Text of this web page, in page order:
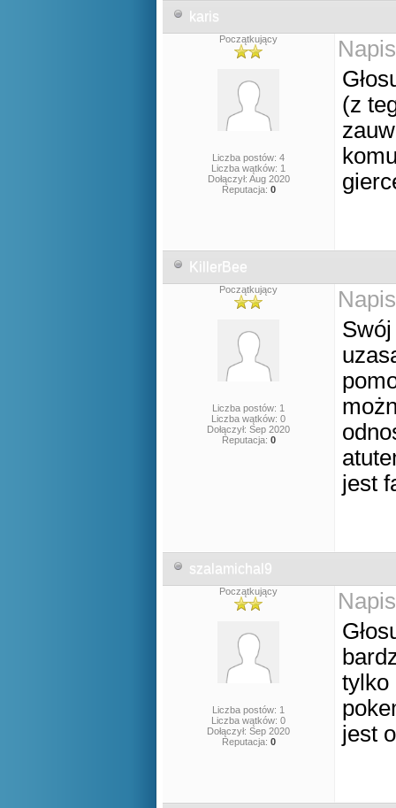
karis
Początkujący
Liczba postów: 4
Liczba wątków: 1
Dołączył: Aug 2020
Reputacja: 0
(z
KillerBee
Początkujący
Liczba postów: 1
Liczba wątków: 0
Dołączył: Sep 2020
Reputacja: 0
Swój
jest
szalamichal9
Początkujący
Liczba postów: 1
Liczba wątków: 0
Dołączył: Sep 2020
Reputacja: 0
tylko
jest